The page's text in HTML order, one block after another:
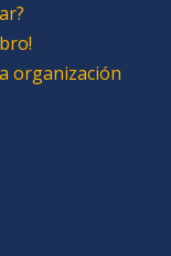
organización